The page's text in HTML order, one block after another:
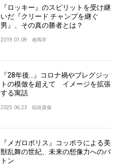
『ロッキー』のスピリットを受け継
いだ『クリード チャンプを継ぐ
男』、その真の勝者とは？
2019.01.09 相馬学
『28年後...』コロナ禍やブレグジッ
トの模倣を超えて イメージを拡張
する寓話
2025.06.23 稲垣貴俊
『メガロポリス』コッポラによる美
獣乱舞の世紀、未来の想像力へのバ
トン